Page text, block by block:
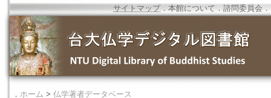
サイトマップ．本館について ．諮問委員会 ．
． ホーム > 仏学著者データベース